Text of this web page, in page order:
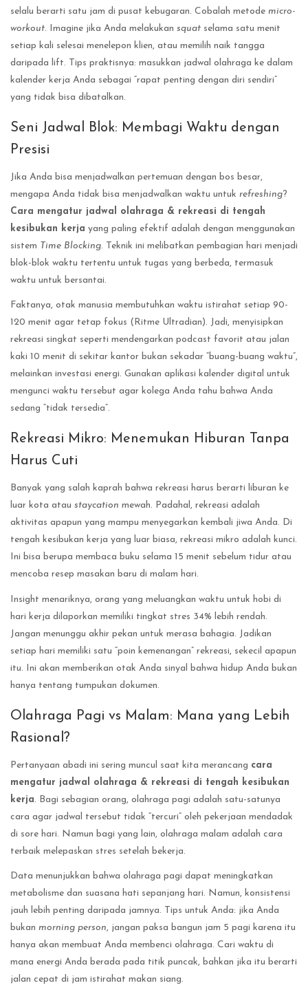
selalu berarti satu jam di pusat kebugaran. Cobalah metode micro-
workout. Imagine jika Anda melakukan squat selama satu menit
setiap kali selesai menelepon klien, atau memilih naik tangga
daripada lift. Tips praktisnya: masukkan jadwal olahraga ke dalam
kalender kerja Anda sebagai “rapat penting dengan diri sendiri”
yang tidak bisa dibatalkan.
Seni Jadwal Blok: Membagi Waktu dengan
Presisi
Jika Anda bisa menjadwalkan pertemuan dengan bos besar,
mengapa Anda tidak bisa menjadwalkan waktu untuk refreshing?
Cara mengatur jadwal olahraga & rekreasi di tengah
kesibukan kerja yang paling efektif adalah dengan menggunakan
sistem Time Blocking. Teknik ini melibatkan pembagian hari menjadi
blok-blok waktu tertentu untuk tugas yang berbeda, termasuk
waktu untuk bersantai.
Faktanya, otak manusia membutuhkan waktu istirahat setiap 90-
120 menit agar tetap fokus (Ritme Ultradian). Jadi, menyisipkan
rekreasi singkat seperti mendengarkan podcast favorit atau jalan
kaki 10 menit di sekitar kantor bukan sekadar “buang-buang waktu”,
melainkan investasi energi. Gunakan aplikasi kalender digital untuk
mengunci waktu tersebut agar kolega Anda tahu bahwa Anda
sedang “tidak tersedia”.
Rekreasi Mikro: Menemukan Hiburan Tanpa
Harus Cuti
Banyak yang salah kaprah bahwa rekreasi harus berarti liburan ke
luar kota atau staycation mewah. Padahal, rekreasi adalah
aktivitas apapun yang mampu menyegarkan kembali jiwa Anda. Di
tengah kesibukan kerja yang luar biasa, rekreasi mikro adalah kunci.
Ini bisa berupa membaca buku selama 15 menit sebelum tidur atau
mencoba resep masakan baru di malam hari.
Insight menariknya, orang yang meluangkan waktu untuk hobi di
hari kerja dilaporkan memiliki tingkat stres 34% lebih rendah.
Jangan menunggu akhir pekan untuk merasa bahagia. Jadikan
setiap hari memiliki satu “poin kemenangan” rekreasi, sekecil apapun
itu. Ini akan memberikan otak Anda sinyal bahwa hidup Anda bukan
hanya tentang tumpukan dokumen.
Olahraga Pagi vs Malam: Mana yang Lebih
Rasional?
Pertanyaan abadi ini sering muncul saat kita merancang cara
mengatur jadwal olahraga & rekreasi di tengah kesibukan
kerja. Bagi sebagian orang, olahraga pagi adalah satu-satunya
cara agar jadwal tersebut tidak “tercuri” oleh pekerjaan mendadak
di sore hari. Namun bagi yang lain, olahraga malam adalah cara
terbaik melepaskan stres setelah bekerja.
Data menunjukkan bahwa olahraga pagi dapat meningkatkan
metabolisme dan suasana hati sepanjang hari. Namun, konsistensi
jauh lebih penting daripada jamnya. Tips untuk Anda: jika Anda
bukan morning person, jangan paksa bangun jam 5 pagi karena itu
hanya akan membuat Anda membenci olahraga. Cari waktu di
mana energi Anda berada pada titik puncak, bahkan jika itu berarti
jalan cepat di jam istirahat makan siang.